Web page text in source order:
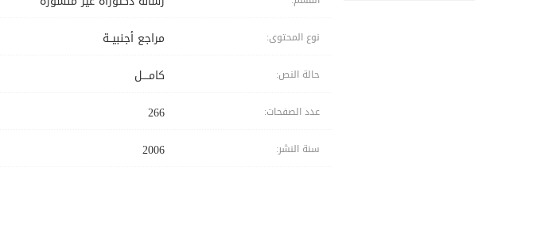
نوع المحتوى: مراجع أجنبيــة
حالة النص: كامــــل
عدد الصفحات: 266
سنة النشر: 2006